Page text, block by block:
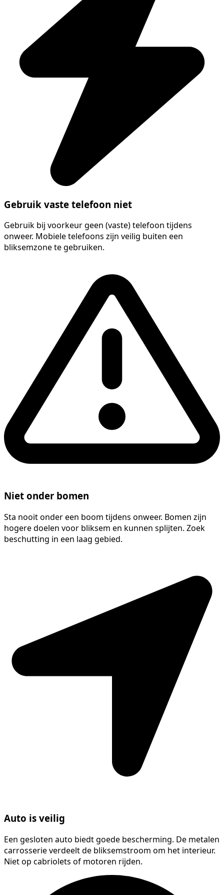
Gebruik vaste telefoon niet
Gebruik bij voorkeur geen (vaste) telefoon tijdens
onweer. Mobiele telefoons zijn veilig buiten een
bliksemzone te gebruiken.
Niet onder bomen
Sta nooit onder een boom tijdens onweer. Bomen zijn
hogere doelen voor bliksem en kunnen splijten. Zoek
beschutting in een laag gebied.
Auto is veilig
Een gesloten auto biedt goede bescherming. De metalen
carrosserie verdeelt de bliksemstroom om het interieur.
Niet op cabriolets of motoren rijden.